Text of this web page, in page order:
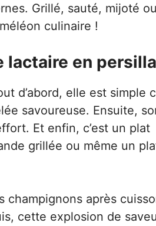
Grillé, sauté, mijoté
culinaire !
lactaire en
d’abord, elle est simple
savoureuse. Ensuite,
Et enfin, c’est un plat
grillée ou même un
champignons après
cette explosion de